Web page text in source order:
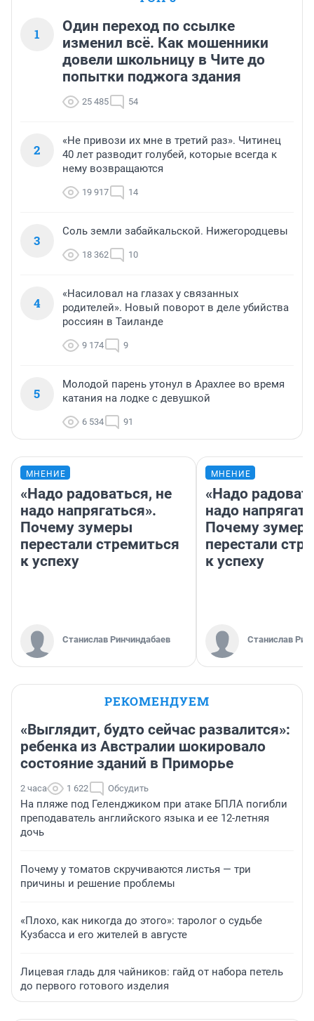
1
Один переход по ссылке
изменил всё. Как мошенники
довели школьницу в Чите до
попытки поджога здания
25 485 54
2
«Не привози их мне в третий раз». Читинец
40 лет разводит голубей, которые всегда к
нему возвращаются
19 917 14
3
Соль земли забайкальской. Нижегородцевы
18 362 10
4
«Насиловал на глазах у связанных
родителей». Новый поворот в деле убийства
россиян в Таиланде
9 174 9
5
Молодой парень утонул в Арахлее во время
катания на лодке с девушкой
6 534 91
МНЕНИЕ
«Надо радоваться, не
надо напрягаться».
Почему зумеры
перестали стремиться
к успеху
Станислав Ринчиндабаев
МНЕНИЕ
«Надо
надо
Почему
перестали
к успеху
Станислав
РЕКОМЕНДУЕМ
«Выглядит, будто сейчас развалится»:
ребенка из Австралии шокировало
состояние зданий в Приморье
2 часа 1 622 Обсудить
На пляже под Геленджиком при атаке БПЛА погибли
преподаватель английского языка и ее 12-летняя
дочь
Почему у томатов скручиваются листья — три
причины и решение проблемы
«Плохо, как никогда до этого»: таролог о судьбе
Кузбасса и его жителей в августе
Лицевая гладь для чайников: гайд от набора петель
до первого готового изделия